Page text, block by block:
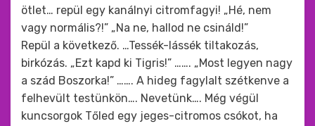
ötlet… repül egy kanálnyi citromfagyi! „Hé, nem
vagy normális?!” „Na ne, hallod ne csináld!”
Repül a következő. …Tessék-lássék tiltakozás,
birkózás. „Ezt kapd ki Tigris!” ……. „Most legyen nagy
a szád Boszorka!” ……. A hideg fagylalt szétkenve a
felhevült testünkön…. Nevetünk…. Még végül
kuncsorgok Tőled egy jeges-citromos csókot, ha